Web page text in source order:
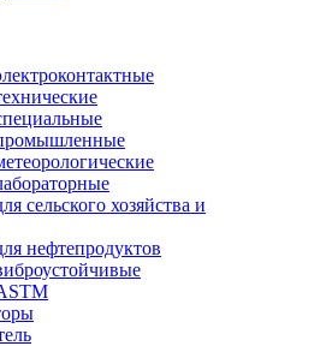
сельского хозяйства и
нефтепродуктов